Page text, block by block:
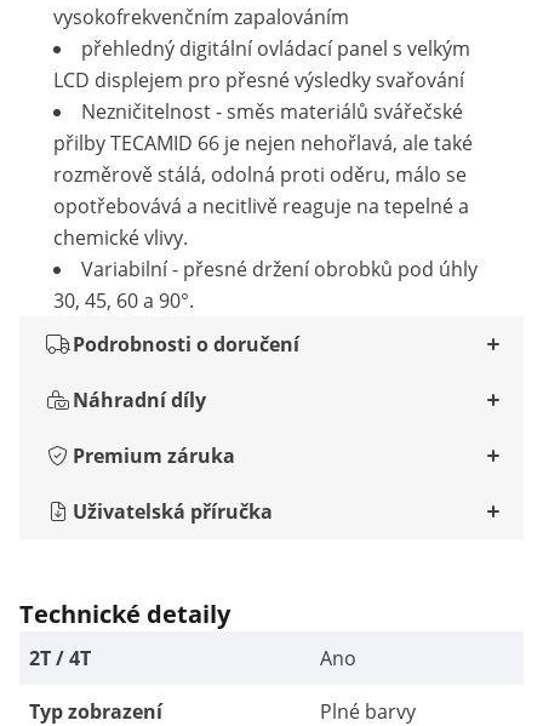
vysokofrekvenčním zapalováním
přehledný digitální ovládací panel s velkým
LCD displejem pro přesné výsledky svařování
Nezničitelnost - směs materiálů svářečské
přilby TECAMID 66 je nejen nehořlavá, ale také
rozměrově stálá, odolná proti oděru, málo se
opotřebovává a necitlivě reaguje na tepelné a
chemické vlivy.
Variabilní - přesné držení obrobků pod úhly
30, 45, 60 a 90°.
Podrobnosti o doručení
Náhradní díly
Premium záruka
Uživatelská příručka
Technické detaily
2T / 4T
Ano
Typ zobrazení
Plné barvy